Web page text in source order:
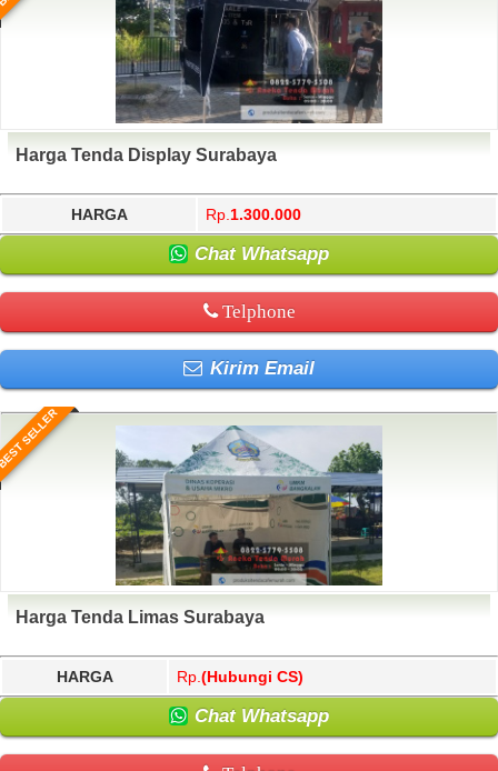
Harga Tenda Display Surabaya
HARGA Rp. 1.300.000
Chat Whatsapp
Telphone
Kirim Email
SELLER
Harga Tenda Limas Surabaya
HARGA Rp. (Hubungi CS)
Chat Whatsapp